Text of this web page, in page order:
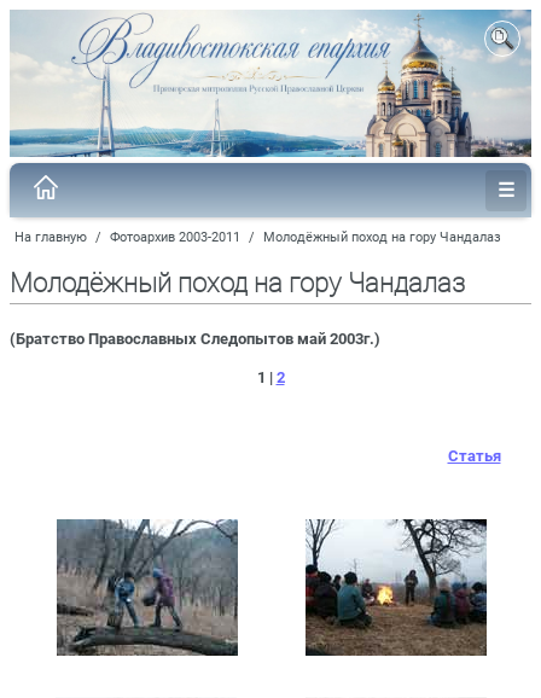
На главную / Фотоархив 2003-2011 / Молодёжный поход на гору Чандалаз
Молодёжный поход на гору Чандалаз
(Братство Православных Следопытов май 2003г.)
1 | 2
Статья